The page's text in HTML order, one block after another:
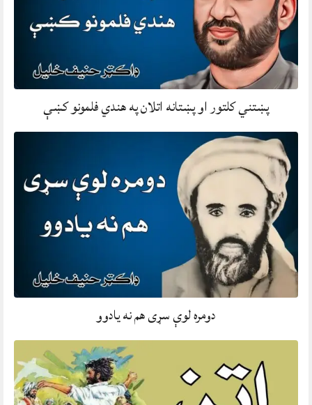
پښتني کلتور او پښتانه اتلان په هندي فلمونو کښې
دومره لوې سړی هم نه يادوو